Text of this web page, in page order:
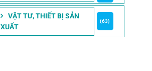
VẬT TƯ, THIẾT BỊ SẢN
XUẤT
(63)